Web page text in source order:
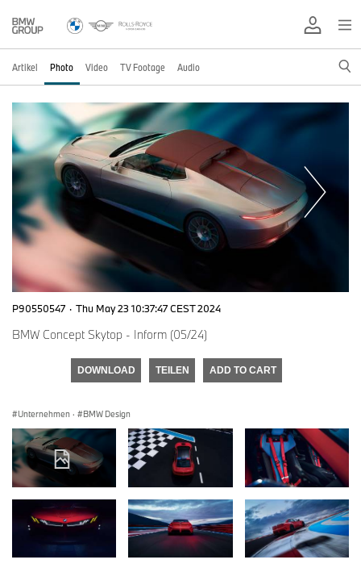
Artikel Photo Video TV Footage Audio
P90550547 · Thu May 23 10:37:47 CEST 2024
BMW Concept Skytop - Inform (05/24)
DOWNLOAD TEILEN ADD TO CART
Unternehmen · BMW Design